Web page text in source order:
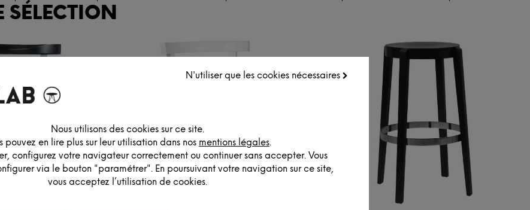
N'utiliser que les cookies nécessaires
Nous utilisons des cookies sur ce site.
pouvez en lire plus sur leur utilisation dans nos mentions légales.
configurez votre navigateur correctement ou continuer sans accepter. Vous
via le bouton "paramétrer". En poursuivant votre navigation sur ce site,
vous acceptez l’utilisation de cookies.
SÉLECTION